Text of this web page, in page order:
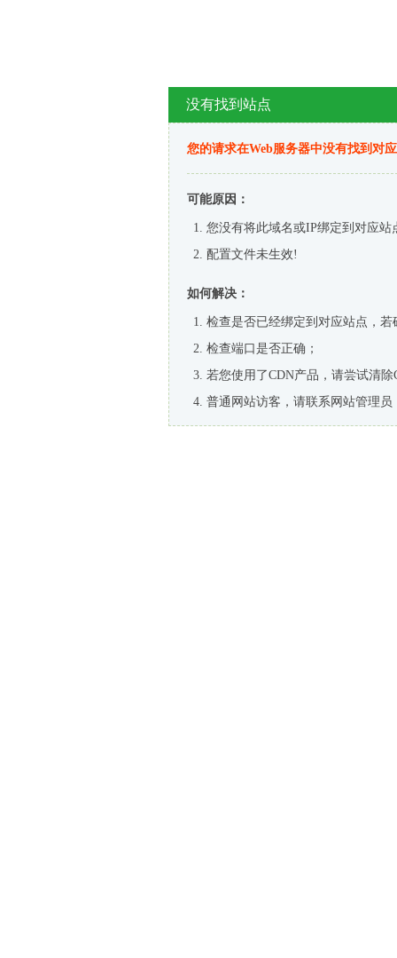
没有找到站点
您的请求在Web服务器中没有找到对
可能原因：
您没有将此域名或IP绑定到对应站
配置文件未生效!
如何解决：
检查是否已经绑定到对应站点，
检查端口是否正确；
若您使用了CDN产品，请尝试清除
普通网站访客，请联系网站管理员